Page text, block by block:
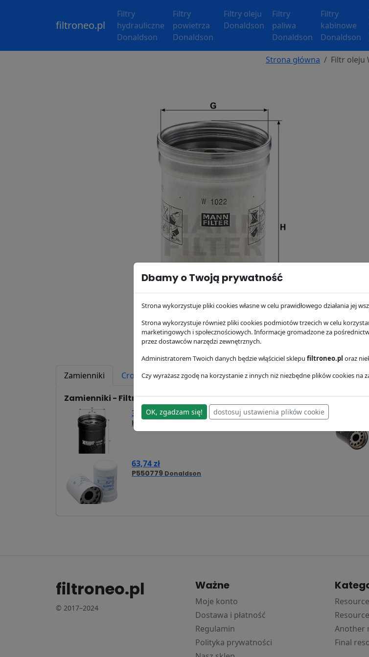
filtroneo.pl
Filtry
hydrauliczne
Donaldson
Filtry
powietrza
Donaldson
Filtry oleju
Donaldson
Filtry
paliwa
Donaldson
Filtry
kabinowe
Donaldson
Strona główna Filtr oleju
Zamienniki Cross Reference Zastosowanie Dostawa i płatność
Zamienniki - Filtr oleju W1022
38,57 zł
H359W
63,74 zł
P550779 Donaldson
filtroneo.pl
© 2017–2024
Ważne
Moje konto
Dostawa i płatność
Regulamin
Polityka prywatności
Resource
Another
Final
Dbamy o Twoją prywatność
Strona wykorzystuje pliki cookies własne w celu prawidłowego działania jej
Strona wykorzystuje również pliki cookies podmiotów trzecich w celu
marketingowych i społecznościowych. Informacje gromadzone za
przez dostawców narzędzi zewnętrznych.
Administratorem Twoich danych będzie włąściciel sklepu filtroneo.pl oraz
Czy wyrażasz zgodę na korzystanie z innych niż niezbędne plików cookies na
OK, zgadzam się! dostosuj ustawienia plików cookie